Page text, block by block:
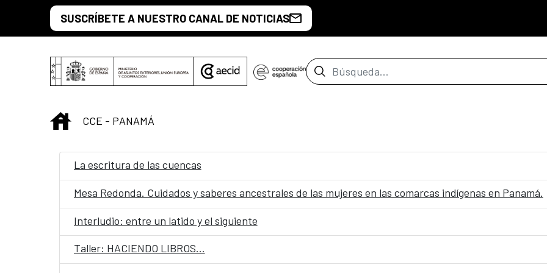
Saltar al contenido principal
SUSCRÍBETE A NUESTRO CANAL DE NOTICIAS
Barra de búsqueda
INICIO
CCE - PANAMÁ
La escritura de las cuencas
Mesa Redonda. Cuidados y saberes ancestrales de las mujeres en las comarcas indígenas en Panamá.
Interludio: entre un latido y el siguiente
Taller: HACIENDO LIBROS…